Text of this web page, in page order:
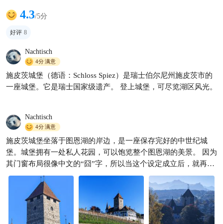
瑞士旅行必去❗️施皮茨小镇美到
4.3/5分
好评 8
Nachtisch
4分满意
施皮茨城堡（德语：Schloss Spiez）是瑞士伯尔尼州施皮茨市的
一座城堡。它是瑞士国家级遗产。 登上城堡，可尽览湖区风光。
Nachtisch
4分满意
施皮茨城堡坐落于图恩湖的岸边，是一座保存完好的中世纪城
堡。城堡拥有一处私人花园，可以饱览整个图恩湖的美景。 因为
其门窗布局很像中文的“囧”字，所以当这个设定成立后，就再也
拔不出来了，怎么看都是一个戴着帽子的😳，实在令人捧腹！